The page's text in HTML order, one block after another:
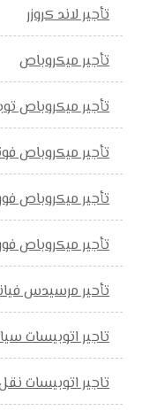
تأجير لاند كروزر
تأجير ميكروباص
تأجير ميكروباص
تأجير ميكروباص
تأجير ميكروباص
تأجير ميكروباص
تأحير مرسيدس
تاجير اتوبيسات
تاجير اتوبيسات